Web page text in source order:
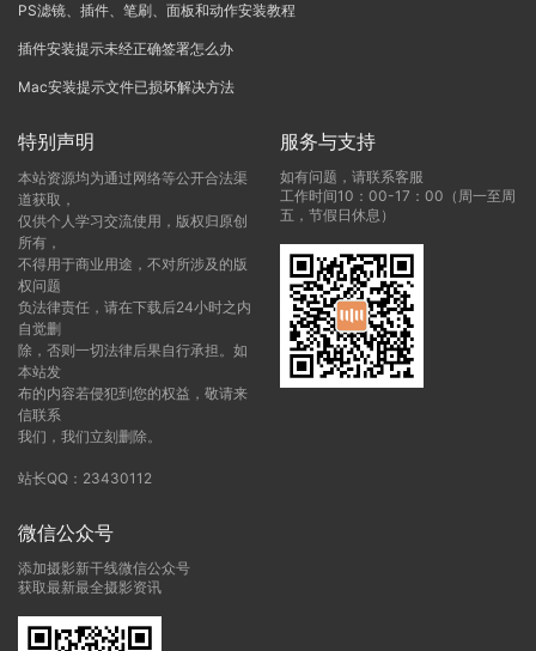
PS滤镜、插件、笔刷、面板和动作安装教程
插件安装提示未经正确签署怎么办
Mac安装提示文件已损坏解决方法
特别声明
本站资源均为通过网络等公开合法渠
道获取，
仅供个人学习交流使用，版权归原创
所有，
不得用于商业用途，不对所涉及的版
权问题
负法律责任，请在下载后24小时之内
自觉删
除，否则一切法律后果自行承担。如
本站发
布的内容若侵犯到您的权益，敬请来
信联系
我们，我们立刻删除。
站长QQ：23430112
服务与支持
如有问题，请联系客服
工作时间10：00-17：00（周一至周
五，节假日休息）
微信公众号
添加摄影新干线微信公众号
获取最新最全摄影资讯